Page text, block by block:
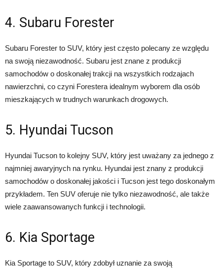
4. Subaru Forester
Subaru Forester to SUV, który jest często polecany ze względu
na swoją niezawodność. Subaru jest znane z produkcji
samochodów o doskonałej trakcji na wszystkich rodzajach
nawierzchni, co czyni Forestera idealnym wyborem dla osób
mieszkających w trudnych warunkach drogowych.
5. Hyundai Tucson
Hyundai Tucson to kolejny SUV, który jest uważany za jednego z
najmniej awaryjnych na rynku. Hyundai jest znany z produkcji
samochodów o doskonałej jakości i Tucson jest tego doskonałym
przykładem. Ten SUV oferuje nie tylko niezawodność, ale także
wiele zaawansowanych funkcji i technologii.
6. Kia Sportage
Kia Sportage to SUV, który zdobył uznanie za swoją